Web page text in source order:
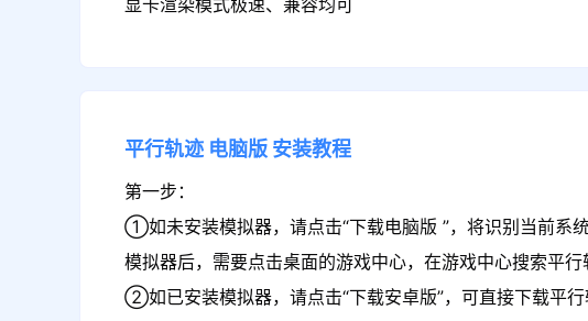
显卡渲染模式极速、兼容均可
平行轨迹 电脑版 安装教程
第一步：
①如未安装模拟器，请点击“下载电脑版 ”，将识别当前系
模拟器后，需要点击桌面的游戏中心，在游戏中心搜索平行
②如已安装模拟器，请点击“下载安卓版”，可直接下载平